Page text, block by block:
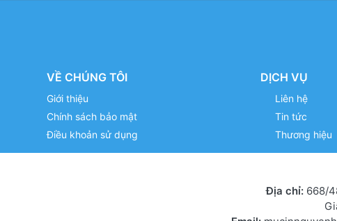
VỀ CHÚNG TÔI
Giới thiệu
Chính sách bảo mật
Điều khoản sử dụng
DỊCH VỤ
Liên hệ
Tin tức
Thương hiệu
Địa chỉ:668/